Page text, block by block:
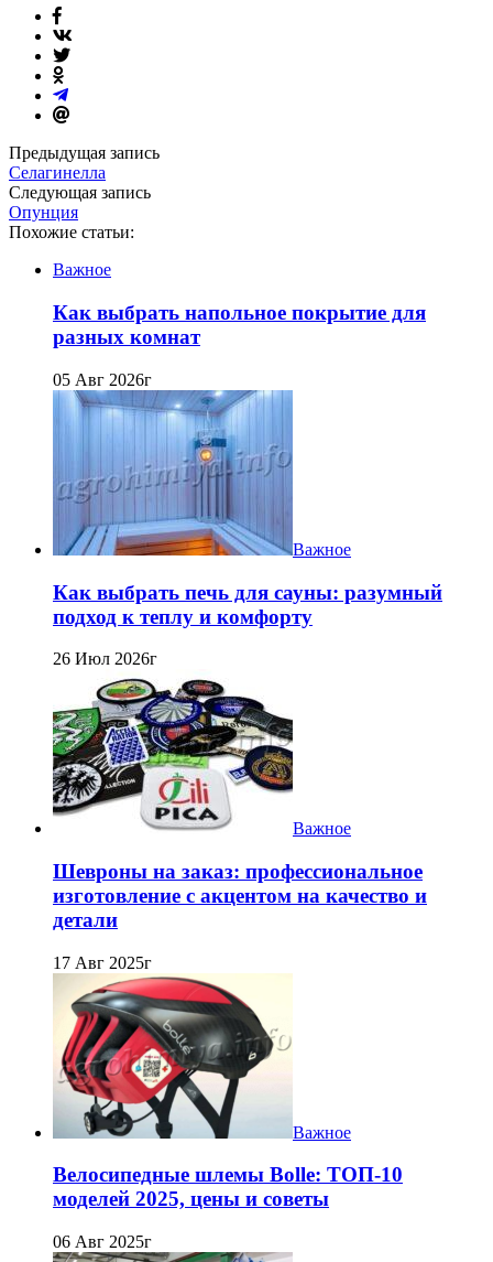
Предыдущая запись
Селагинелла
Следующая запись
Опунция
Похожие статьи:
Важное
Как выбрать напольное покрытие для
разных комнат
05 Авг 2026г
Важное
Как выбрать печь для сауны: разумный
подход к теплу и комфорту
26 Июл 2026г
Важное
Шевроны на заказ: профессиональное
изготовление с акцентом на качество и
детали
17 Авг 2025г
Важное
Велосипедные шлемы Bolle: ТОП-10
моделей 2025, цены и советы
06 Авг 2025г